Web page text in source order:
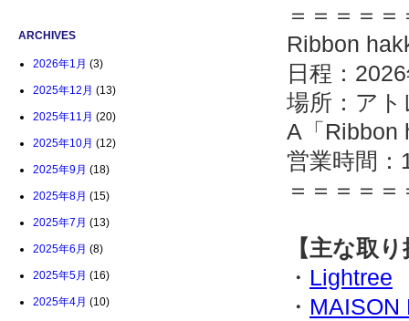
ARCHIVES
2026年1月 (3)
2025年12月 (13)
2025年11月 (20)
2025年10月 (12)
2025年9月 (18)
2025年8月 (15)
2025年7月 (13)
2025年6月 (8)
2025年5月 (16)
2025年4月 (10)
＝＝＝＝
Ribbon
日程：
場所：アト
A「Ribbon
営業時間：
＝＝＝＝
【主な取
・ Lightree
・ MAISON